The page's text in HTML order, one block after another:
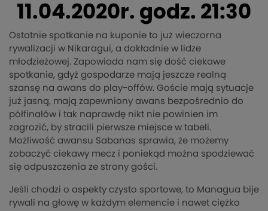
11.04.2020r. godz. 21:30
Ostatnie spotkanie na kuponie to już wieczorna
rywalizacji w Nikaragui, a dokładnie w lidze
młodzieżowej. Zapowiada nam się dość ciekawe
spotkanie, gdyż gospodarze mają jeszcze realną
szansę na awans do play-offów. Goście mają sytuacje
już jasną, mają zapewniony awans bezpośrednio do
półfinałów i tak naprawdę nikt nie powinien im
zagrozić, by stracili pierwsze miejsce w tabeli.
Możliwość awansu Sabanas sprawia, że możemy
zobaczyć ciekawy mecz i poniekąd można spodziewać
się odpuszczenia ze strony gości.
Jeśli chodzi o aspekty czysto sportowe, to Managua bije
rywali na głowę w każdym elemencie i nawet ciężko